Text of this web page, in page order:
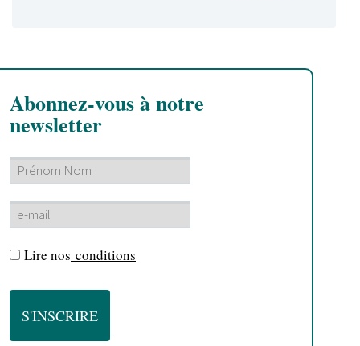
Abonnez-vous à notre
newsletter
Lire nos conditions